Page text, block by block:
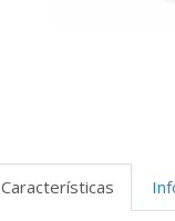
Características